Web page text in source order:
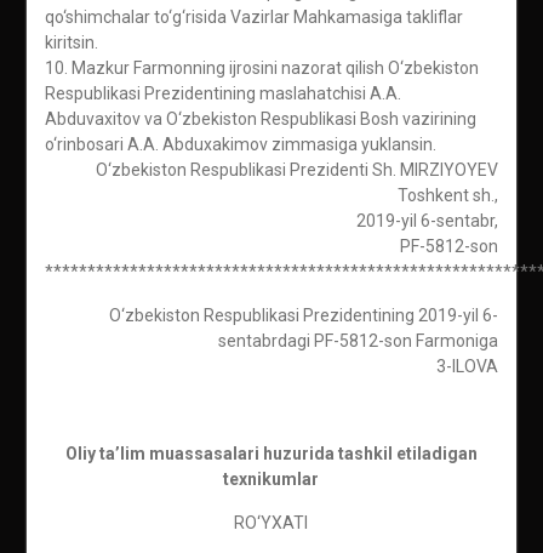
qo‘shimchalar to‘g‘risida Vazirlar Mahkamasiga takliflar
kiritsin.
10. Mazkur Farmonning ijrosini nazorat qilish O‘zbekiston
Respublikasi Prezidentining maslahatchisi A.A.
Abduvaxitov va O‘zbekiston Respublikasi Bosh vazirining
o‘rinbosari A.A. Abduxakimov zimmasiga yuklansin.
O‘zbekiston Respublikasi Prezidenti Sh. MIRZIYOYEV
Toshkent sh.,
2019-yil 6-sentabr,
PF-5812-son
O‘zbekiston Respublikasi Prezidentining 2019-yil 6-
sentabrdagi PF-5812-son Farmoniga
3-ILOVA
Oliy ta’lim muassasalari huzurida tashkil etiladigan
texnikumlar
RO‘YXATI